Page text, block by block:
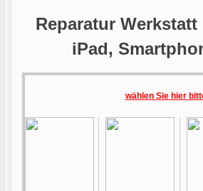
Reparatur
iPad,
wählen Sie hier